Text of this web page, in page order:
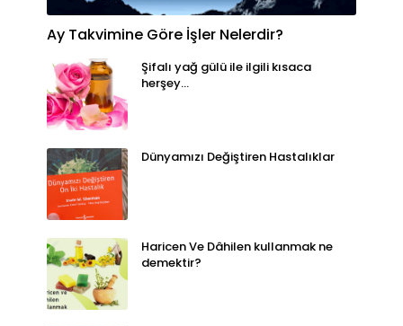
Ay Takvimine Göre İşler Nelerdir?
Şifalı yağ gülü ile ilgili kısaca
herşey...
Dünyamızı Değiştiren Hastalıklar
Haricen Ve Dâhilen kullanmak ne
demektir?